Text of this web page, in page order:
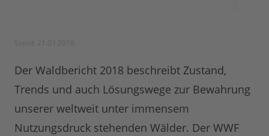
Der Waldbericht 2018 beschreibt Zustand,
Trends und auch Lösungswege zur Bewahrung
unserer weltweit unter immensem
Nutzungsdruck stehenden Wälder. Der WWF